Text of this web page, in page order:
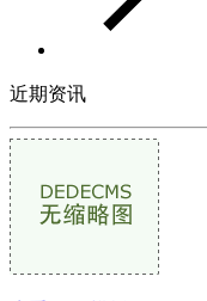
近期资讯